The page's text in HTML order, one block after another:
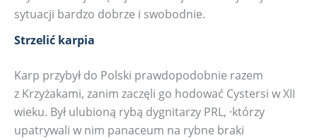
sytuacji bardzo dobrze i swobodnie.
Strzelić karpia
Karp przybył do Polski prawdopodobnie razem
z Krzyżakami, zanim zaczęli go hodować Cystersi w XII
wieku. Był ulubioną rybą dygnitarzy PRL, ·którzy
upatrywali w nim panaceum na rybne braki